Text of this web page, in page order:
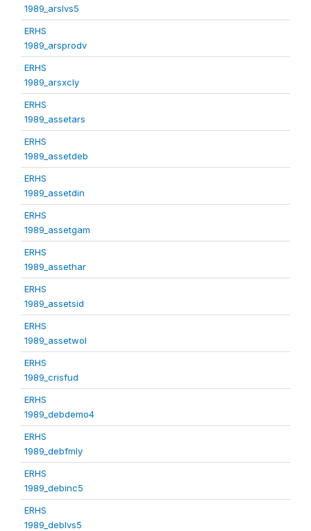
1989_arslvs5
ERHS
1989_arsprodv
ERHS
1989_arsxcly
ERHS
1989_assetars
ERHS
1989_assetdeb
ERHS
1989_assetdin
ERHS
1989_assetgam
ERHS
1989_assethar
ERHS
1989_assetsid
ERHS
1989_assetwol
ERHS
1989_crisfud
ERHS
1989_debdemo4
ERHS
1989_debfmly
ERHS
1989_debinc5
ERHS
1989_deblvs5